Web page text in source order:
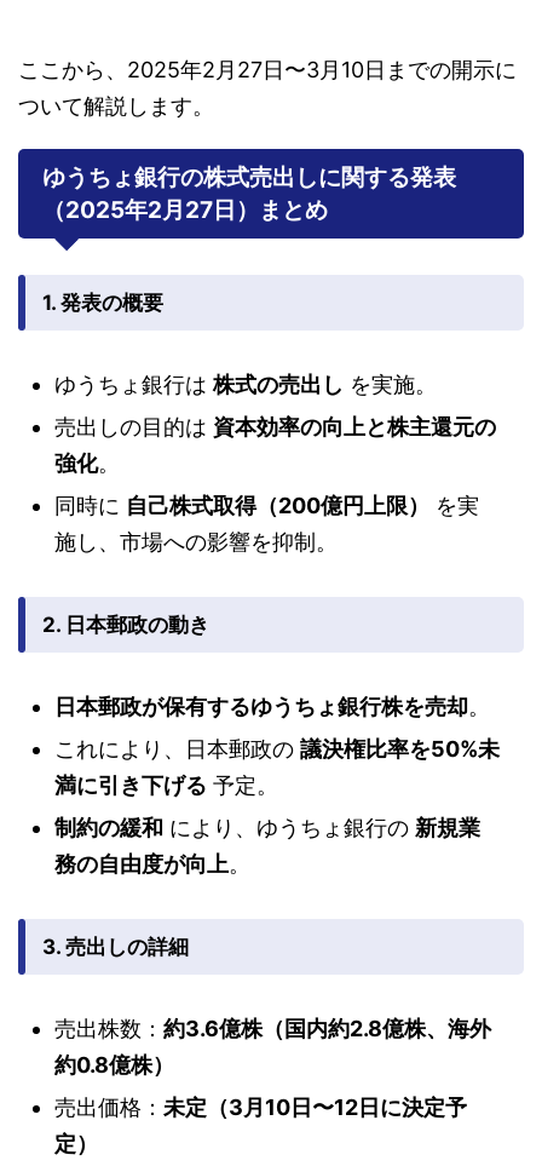
ここから、2025年2月27日〜3月10日までの開示に
ついて解説します。
ゆうちょ銀行の株式売出しに関する発表
（2025年2月27日）まとめ
1. 発表の概要
ゆうちょ銀行は株式の売出し を実施。
売出しの目的は 資本効率の向上と株主還元の
強化。
同時に 自己株式取得（200億円上限）
を実
施し、市場への影響を抑制。
2. 日本郵政の動き
日本郵政が保有するゆうちょ銀行株を売却。
これにより、日本郵政の 議決権比率を50%未
満に引き下げる 予定。
制約の緩和 により、ゆうちょ銀行の 新規業
務の自由度が向上。
3. 売出しの詳細
売出株数： 約3.6億株（国内約2.8億株、海外
約0.8億株）
売出価格： 未定（3月10日〜12日に決定予
定）